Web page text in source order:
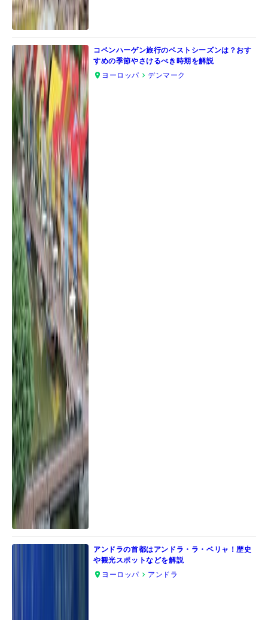
コペンハーゲン旅行のベストシーズンは？おす
すめの季節やさけるべき時期を解説
ヨーロッパ
デンマーク
アンドラの首都はアンドラ・ラ・ベリャ！歴史
や観光スポットなどを解説
ヨーロッパ
アンドラ